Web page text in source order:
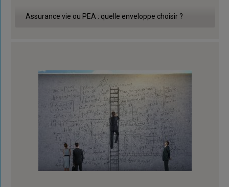
Assurance vie ou PEA : quelle enveloppe choisir ?